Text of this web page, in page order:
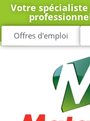
Votre
Offres d'emploi